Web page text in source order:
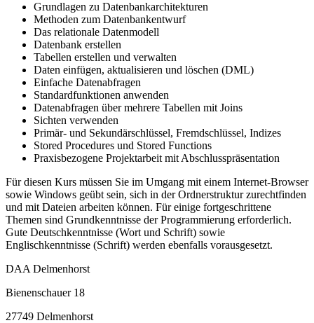
Grundlagen zu Datenbankarchitekturen
Methoden zum Datenbankentwurf
Das relationale Datenmodell
Datenbank erstellen
Tabellen erstellen und verwalten
Daten einfügen, aktualisieren und löschen (DML)
Einfache Datenabfragen
Standardfunktionen anwenden
Datenabfragen über mehrere Tabellen mit Joins
Sichten verwenden
Primär- und Sekundärschlüssel, Fremdschlüssel, Indizes
Stored Procedures und Stored Functions
Praxisbezogene Projektarbeit mit Abschlusspräsentation
Für diesen Kurs müssen Sie im Umgang mit einem Internet-Browser
sowie Windows geübt sein, sich in der Ordnerstruktur zurechtfinden
und mit Dateien arbeiten können. Für einige fortgeschrittene
Themen sind Grundkenntnisse der Programmierung erforderlich.
Gute Deutschkenntnisse (Wort und Schrift) sowie
Englischkenntnisse (Schrift) werden ebenfalls vorausgesetzt.
DAA Delmenhorst
Bienenschauer 18
27749 Delmenhorst